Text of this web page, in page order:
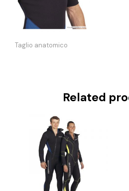
Taglio anatomico
Related